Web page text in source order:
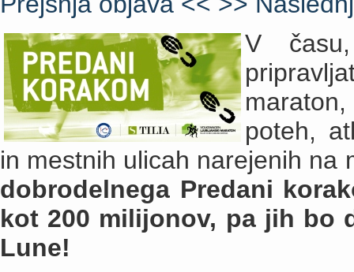
V
poteh,
in mestnih ulicah narejenih na
dobrodelnega Predani
kot 200 milijonov, pa jih bo
Lune!